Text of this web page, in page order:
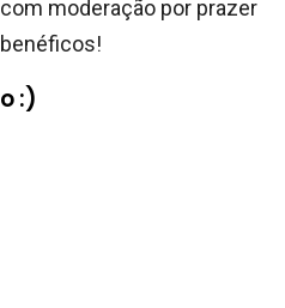
moderação por prazer
:)